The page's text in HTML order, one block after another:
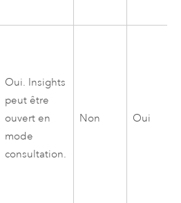
Oui. Insights
peut être
ouvert en
mode
consultation.
Non Oui